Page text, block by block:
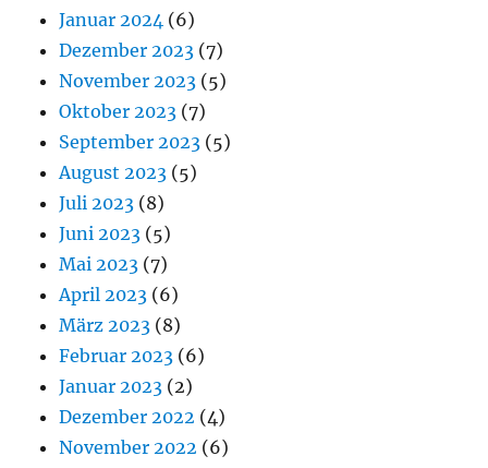
Januar 2024 (6)
Dezember 2023 (7)
November 2023 (5)
Oktober 2023 (7)
September 2023 (5)
August 2023 (5)
Juli 2023 (8)
Juni 2023 (5)
Mai 2023 (7)
April 2023 (6)
März 2023 (8)
Februar 2023 (6)
Januar 2023 (2)
Dezember 2022 (4)
November 2022 (6)